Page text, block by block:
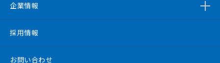
企業情報
採用情報
お問い合わせ